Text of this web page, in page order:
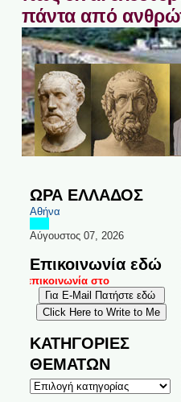
πάντα από
ΩΡΑ ΕΛΛΑΔΟΣ
Αθήνα
Αύγουστος 07, 2026
Επικοινωνία εδώ
επικοινωνία στο
ΚΑΤΗΓΟΡΙΕΣ
ΘΕΜΑΤΩΝ
ΚΑΤΗΓΟΡΙΕΣ
ΘΕΜΑΤΩΝ